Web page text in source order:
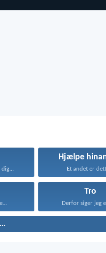
dig...
Hjælpe
Et andet er
Tro
Derfor siger jeg